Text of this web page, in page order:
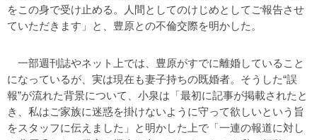
をこの身で受け止める。人間としてのけじめとしてご報告させ
ていただきます」と、豊原との不倫交際を明かした。
一部週刊誌やネット上では、豊原がすでに離婚していること
になっているが、実は現在も妻子持ちの既婚者。そうした“誤
報”が流れた背景について、小泉は「最初に記事が掲載されたと
き、私はご家族に迷惑を掛けないように守って欲しいという旨
をスタッフに伝えました」と明かした上で「一連の報道に対し